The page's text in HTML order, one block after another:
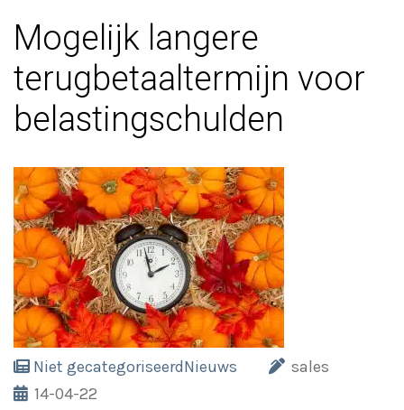
Mogelijk langere
terugbetaaltermijn voor
belastingschulden
Niet gecategoriseerdNieuws
sales
14-04-22